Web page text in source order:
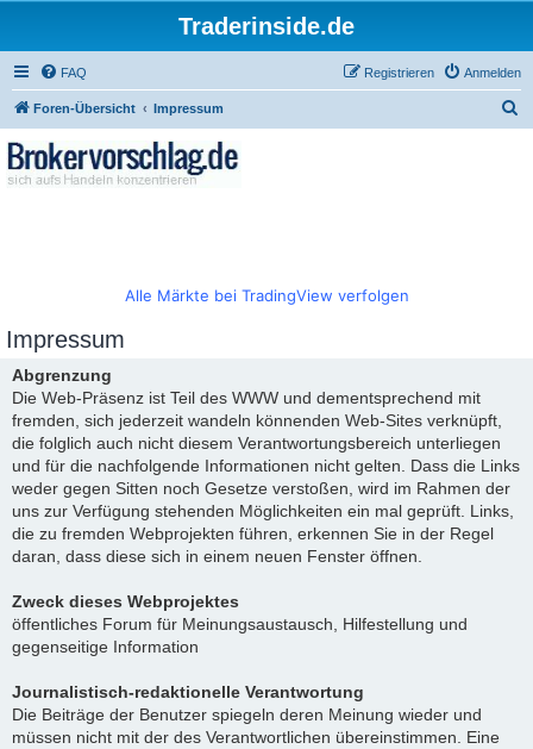
Traderinside.de
FAQ Anmelden
Registrieren
Foren-Übersicht Impressum
Alle Märkte bei TradingView verfolgen
Impressum
Abgrenzung
Die Web-Präsenz ist Teil des WWW und dementsprechend mit
fremden, sich jederzeit wandeln könnenden Web-Sites verknüpft,
die folglich auch nicht diesem Verantwortungsbereich unterliegen
und für die nachfolgende Informationen nicht gelten. Dass die Links
weder gegen Sitten noch Gesetze verstoßen, wird im Rahmen der
uns zur Verfügung stehenden Möglichkeiten ein mal geprüft. Links,
die zu fremden Webprojekten führen, erkennen Sie in der Regel
daran, dass diese sich in einem neuen Fenster öffnen.
Zweck dieses Webprojektes
öffentliches Forum für Meinungsaustausch, Hilfestellung und
gegenseitige Information
Journalistisch-redaktionelle Verantwortung
Die Beiträge der Benutzer spiegeln deren Meinung wieder und
müssen nicht mit der des Verantwortlichen übereinstimmen. Eine